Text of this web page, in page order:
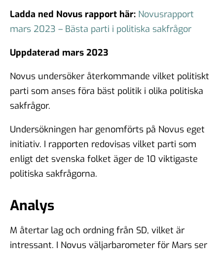
Ladda ned Novus rapport här: Novusrapport
mars 2023 – Bästa parti i politiska sakfrågor
Uppdaterad mars 2023
Novus undersöker återkommande vilket politiskt
parti som anses föra bäst politik i olika politiska
sakfrågor.
Undersökningen har genomförts på Novus eget
initiativ. I rapporten redovisas vilket parti som
enligt det svenska folket äger de 10 viktigaste
politiska sakfrågorna.
Analys
M återtar lag och ordning från SD, vilket är
intressant. I Novus väljarbarometer för Mars ser